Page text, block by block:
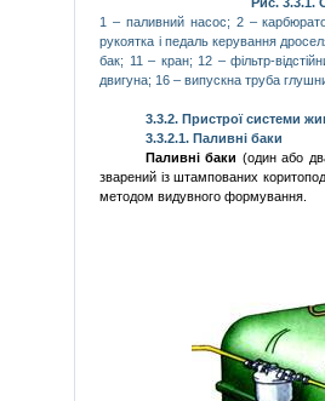
1 –паливний насос; 2 –
рукоятка і педаль керування
бак; 11 – кран; 12 –фільтр-
двигуна; 16 –випускна труба
3.3.2.Пристроїсистеми
3.3.2.1.Паливні баки
Паливні баки (один або
зварений із штампованих
методомвидувного формування.